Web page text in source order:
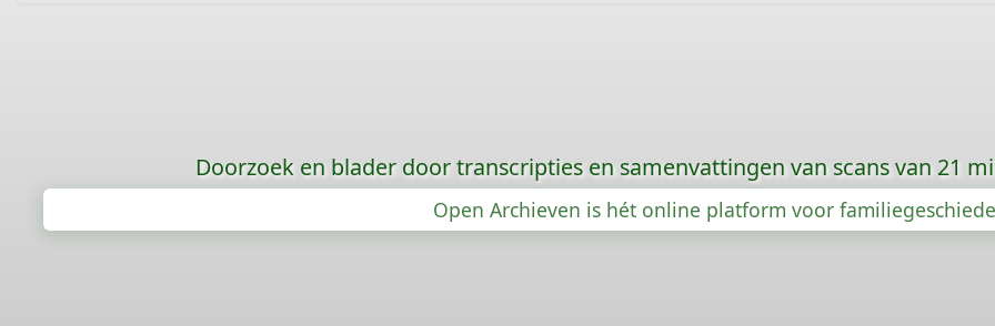
Doorzoek en blader door transcripties en samenvattingen van scans van 21
Open Archieven is hét online platform voor